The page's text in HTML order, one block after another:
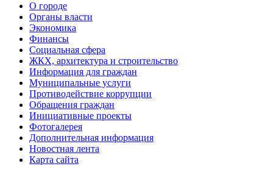
О городе
Органы власти
Экономика
Финансы
Социальная сфера
ЖКХ, архитектура и строительство
Информация для граждан
Муниципальные услуги
Противодействие коррупции
Обращения граждан
Инициативные проекты
Фотогалерея
Дополнительная информация
Новостная лента
Карта сайта